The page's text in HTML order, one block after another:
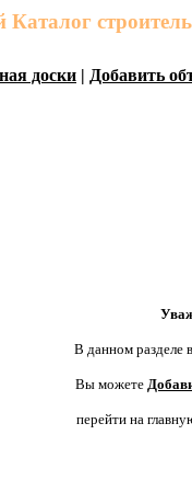
Каталог
доски | Добавить
В данном разделе
Вы можете
перейти на